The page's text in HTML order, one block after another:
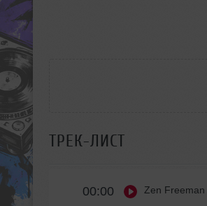
ТРЕК-ЛИСТ
00:00 Zen Freeman